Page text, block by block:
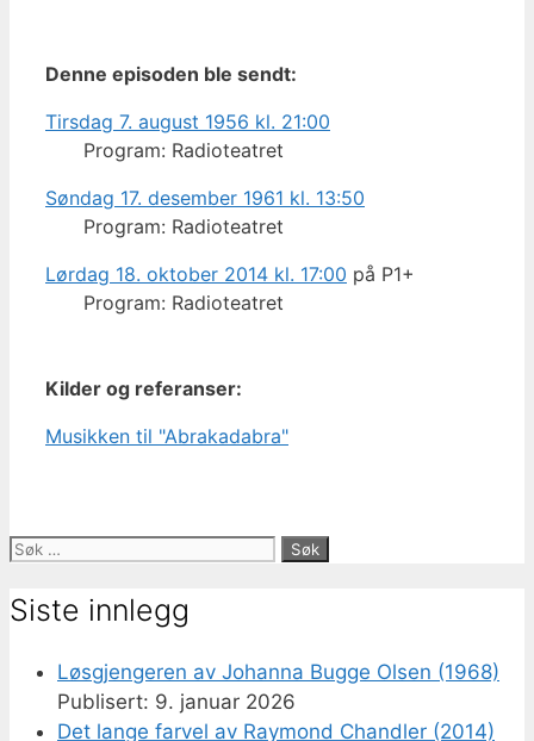
Denne episoden ble sendt:
Tirsdag 7. august 1956 kl. 21:00
Program: Radioteatret
Søndag 17. desember 1961 kl. 13:50
Program: Radioteatret
Lørdag 18. oktober 2014 kl. 17:00 på P1+
Program: Radioteatret
Kilder og referanser:
Musikken til "Abrakadabra"
Søk
Siste innlegg
Løsgjengeren av Johanna Bugge Olsen (1968)
9. januar 2026
Det lange farvel av Raymond Chandler (2014)